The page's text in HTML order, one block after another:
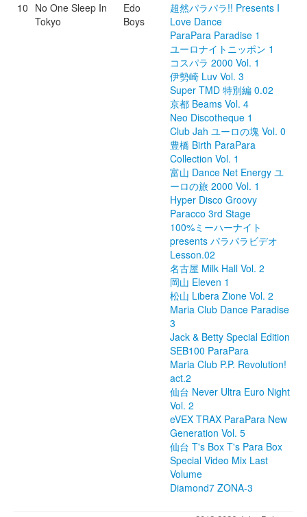
10 No One Sleep In
Tokyo
Edo
Boys
超然パラパラ!! Presents I
Love Dance
ParaPara Paradise 1
ユーロナイトニッポン 1
コスパラ 2000 Vol. 1
伊勢崎 Luv Vol. 3
Super TMD 特別編 0.02
京都 Beams Vol. 4
Neo Discotheque 1
Club Jah ユーロの塊 Vol. 0
豊橋 Birth ParaPara
Collection Vol. 1
富山 Dance Net Energy ユ
ーロの旅 2000 Vol. 1
Hyper Disco Groovy
Paracco 3rd Stage
100%ミーハーナイト
presents パラパラビデオ
Lesson.02
名古屋 Milk Hall Vol. 2
岡山 Eleven 1
松山 Libera Zione Vol. 2
Maria Club Dance Paradise
3
Jack & Betty Special Edition
SEB100 ParaPara
Maria Club P.P. Revolution!
act.2
仙台 Never Ultra Euro Night
Vol. 2
eVEX TRAX ParaPara New
Generation Vol. 5
仙台 T's Box T's Para Box
Special Video Mix Last
Volume
Diamond7 ZONA-3